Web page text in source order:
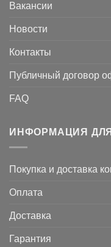
Вакансии
Новости
Контакты
Публичный договор
FAQ
ИНФОРМАЦИЯ
Покупка и доставка
Оплата
Доставка
Гарантия